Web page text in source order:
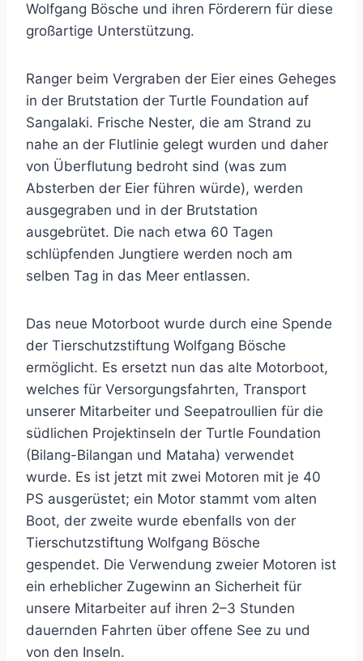
Wolfgang Bösche und ihren Förderern für diese
großartige Unterstützung.
Ranger beim Vergraben der Eier eines Geheges
in der Brutstation der Turtle Foundation auf
Sangalaki. Frische Nester, die am Strand zu
nahe an der Flutlinie gelegt wurden und daher
von Überflutung bedroht sind (was zum
Absterben der Eier führen würde), werden
ausgegraben und in der Brutstation
ausgebrütet. Die nach etwa 60 Tagen
schlüpfenden Jungtiere werden noch am
selben Tag in das Meer entlassen.
Das neue Motorboot wurde durch eine Spende
der Tierschutzstiftung Wolfgang Bösche
ermöglicht. Es ersetzt nun das alte Motorboot,
welches für Versorgungsfahrten, Transport
unserer Mitarbeiter und Seepatroullien für die
südlichen Projektinseln der Turtle Foundation
(Bilang-Bilangan und Mataha) verwendet
wurde. Es ist jetzt mit zwei Motoren mit je 40
PS ausgerüstet; ein Motor stammt vom alten
Boot, der zweite wurde ebenfalls von der
Tierschutzstiftung Wolfgang Bösche
gespendet. Die Verwendung zweier Motoren ist
ein erheblicher Zugewinn an Sicherheit für
unsere Mitarbeiter auf ihren 2–3 Stunden
dauernden Fahrten über offene See zu und
von den Inseln.